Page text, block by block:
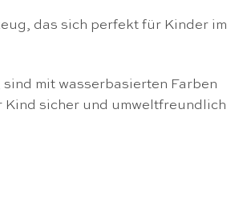
das sich perfekt für Kinder im
mit wasserbasierten Farben
Kind sicher und umweltfreundlich